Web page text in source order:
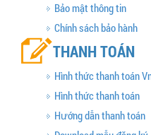
Bảo mật thông tin
Chính sách bảo hành
THANH TOÁN
Hình thức thanh toán
Hình thức thanh toán
Hướng dẫn thanh toán